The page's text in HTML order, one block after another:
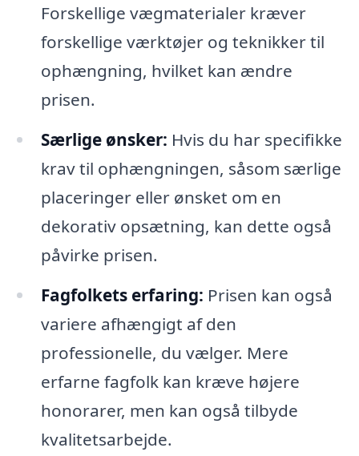
Forskellige vægmaterialer kræver
forskellige værktøjer og teknikker til
ophængning, hvilket kan ændre
prisen.
Særlige ønsker: Hvis du har specifikke
krav til ophængningen, såsom særlige
placeringer eller ønsket om en
dekorativ opsætning, kan dette også
påvirke prisen.
Fagfolkets erfaring: Prisen kan også
variere afhængigt af den
professionelle, du vælger. Mere
erfarne fagfolk kan kræve højere
honorarer, men kan også tilbyde
kvalitetsarbejde.